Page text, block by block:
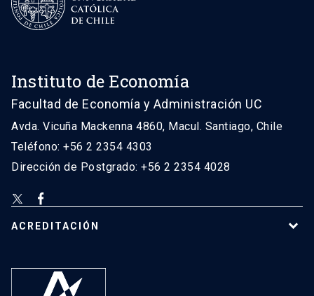
Instituto de Economía
Facultad de Economía y Administración UC
Avda. Vicuña Mackenna 4860, Macul. Santiago, Chile
Teléfono: +56 2 2354 4303
Dirección de Postgrado: +56 2 2354 4028
ACREDITACIÓN